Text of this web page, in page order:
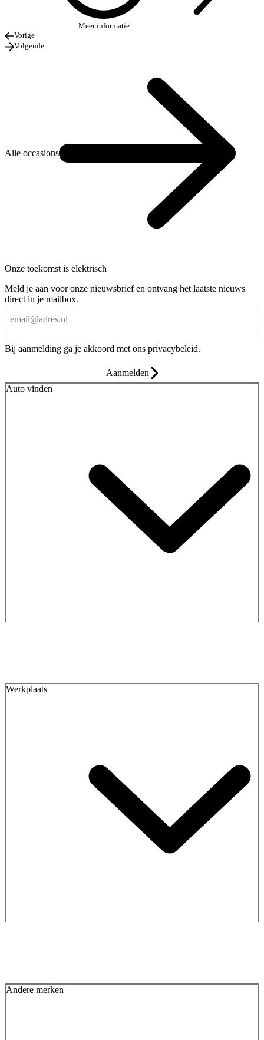
Meer informatie
Vorige
Volgende
Alle occasions
Onze toekomst is elektrisch
Meld je aan voor onze nieuwsbrief en ontvang het laatste nieuws
direct in je mailbox.
Bij aanmelding ga je akkoord met ons privacybeleid.
Aanmelden
Auto vinden
Werkplaats
Andere merken